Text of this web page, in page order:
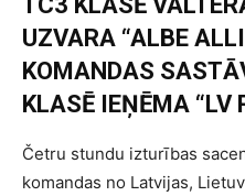
UZVARA “ALBE
KOMANDAS
KLASĒ IEŅĒMA “LV
Četru stundu izturības
komandas no Latvijas,